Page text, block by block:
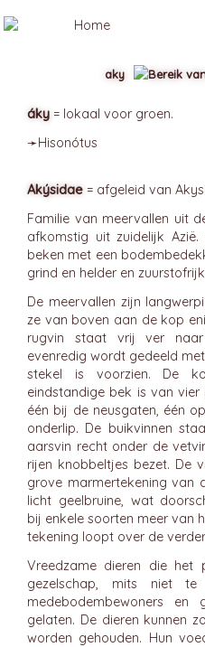
áky = lokaal voor groen.
➛Hisonótus
Akýsidae = afgeleid van
Familie van meervallen uit
afkomstig uit zuidelijk Azië.
beken met een
grind en helder en
De meervallen zijn
ze van boven aan de kop
rugvin staat vrij ver
evenredig wordt gedeeld
stekel is voorzien. De
eindstandige bek is van
één bij de neusgaten, één
onderlip. De buikvinnen
aarsvin recht onder de
rijen knobbeltjes bezet. De
grove marmertekening van
licht geelbruine, wat
bij enkele soorten meer van
tekening loopt over de
Vreedzame dieren die het
gezelschap, mits niet
medebodembewoners
gelaten. De dieren kunnen
worden gehouden. Hun
aky